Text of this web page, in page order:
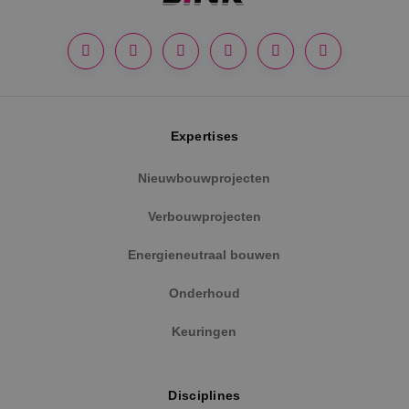
Expertises
Nieuwbouwprojecten
Verbouwprojecten
Energieneutraal bouwen
Onderhoud
Keuringen
Disciplines
Google Privacy Policy